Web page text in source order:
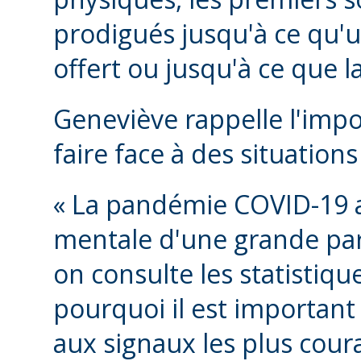
prodigués jusqu'à ce
offert ou jusqu'à ce que
Geneviève rappelle
faire face à des
« La pandémie COVID-
mentale d'une grande
on consulte les
pourquoi il est
aux signaux les plus